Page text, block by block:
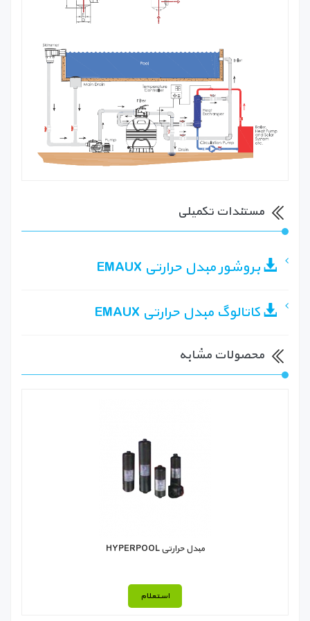
مستندات تکمیلی
بروشور مبدل حرارتی EMAUX
کاتالوگ مبدل حرارتی EMAUX
محصولات مشابه
مبدل حرارتی HYPERPOOL
استعلام